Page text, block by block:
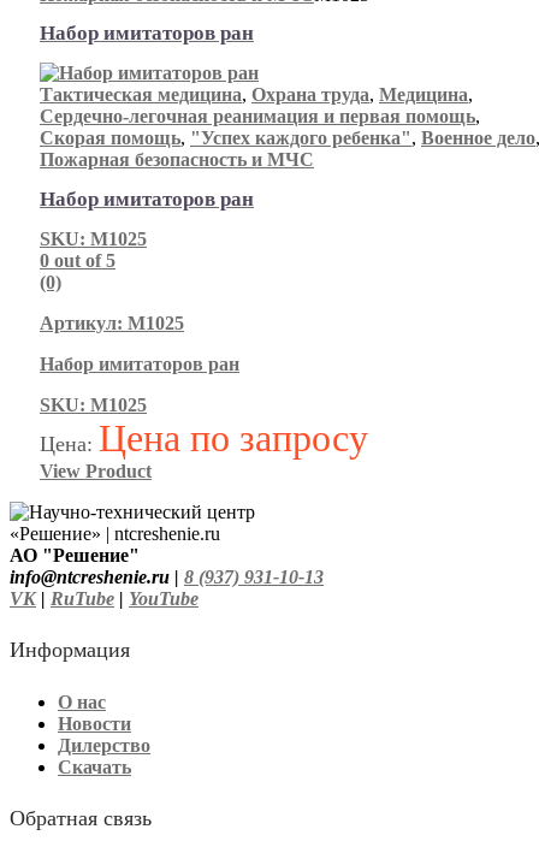
Набор имитаторов ран
Тактическая медицина, Охрана труда, Медицина,
Сердечно-легочная реанимация и первая помощь,
Скорая помощь, "Успех каждого ребенка", Военное дело,
Пожарная безопасность и МЧС
Набор имитаторов ран
SKU: М1025
0 out of 5
(0)
Артикул: М1025
Набор имитаторов ран
SKU: М1025
Цена: Цена по запросу
View Product
АО "Решение"
info@ntcreshenie.ru | 8 (937) 931-10-13
VK| RuTube | YouTube
Информация
О нас
Новости
Дилерство
Скачать
Обратная связь